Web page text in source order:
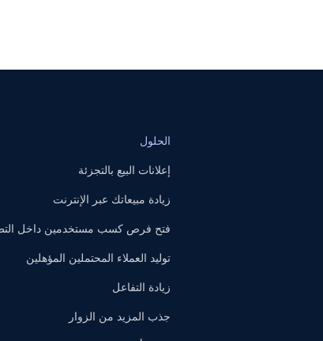
الحلول
إعلانات البيع بالتجزئة
زيادة مبيعاتك عبر الإنترنت
فتح فرص كسب مستخدمين داخل
توليد العملاء المحتملين المؤهلين
زيادة التفاعل
جذب المزيد من الزوار